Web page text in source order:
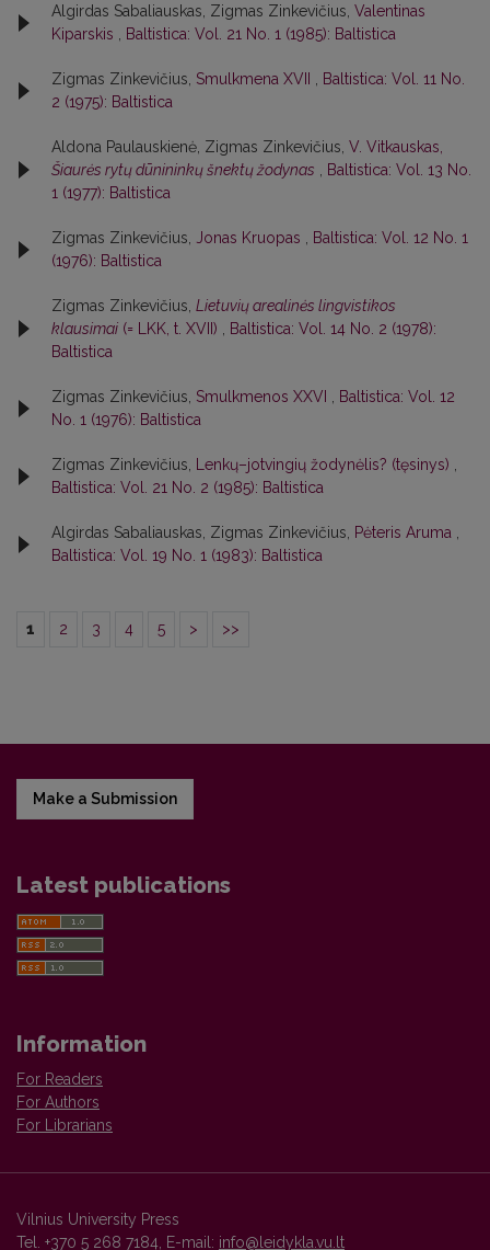
Algirdas Sabaliauskas, Zigmas Zinkevičius, Valentinas
Kiparskis
Baltistica: Vol. 21 No. 1 (1985): Baltistica
Zigmas Zinkevičius, Smulkmena XVII
Baltistica: Vol. 11 No.
2 (1975): Baltistica
Aldona Paulauskienė, Zigmas Zinkevičius, V. Vitkauskas,
Šiaurės rytų dūnininkų šnektų žodynas
Baltistica: Vol. 13 No.
1 (1977): Baltistica
Zigmas Zinkevičius, Jonas Kruopas
Baltistica: Vol. 12 No. 1
(1976): Baltistica
Zigmas Zinkevičius, Lietuvių arealinės lingvistikos
klausimai (= LKK, t. XVII)
Baltistica: Vol. 14 No. 2 (1978):
Baltistica
Zigmas Zinkevičius, Smulkmenos XXVI
Baltistica: Vol. 12
No. 1 (1976): Baltistica
Zigmas Zinkevičius, Lenkų–jotvingių žodynėlis? (tęsinys)
Baltistica: Vol. 21 No. 2 (1985): Baltistica
Algirdas Sabaliauskas, Zigmas Zinkevičius, Pėteris Aruma
Baltistica: Vol. 19 No. 1 (1983): Baltistica
1 2 3 4 5 > >>
Make a Submission
Latest publications
Information
For Readers
For Authors
For Librarians
Vilnius University Press
Tel. +370 5 268 7184, E-mail: info@leidykla.vu.lt